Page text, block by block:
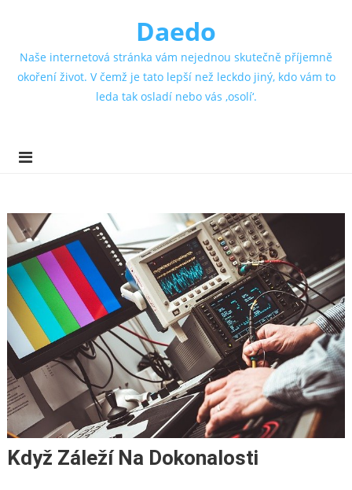
Daedo
Naše internetová stránka vám nejednou skutečně příjemně
okoření život. V čemž je tato lepší než leckdo jiný, kdo vám to
leda tak osladí nebo vás ‚osolí‘.
Když Záleží Na Dokonalosti